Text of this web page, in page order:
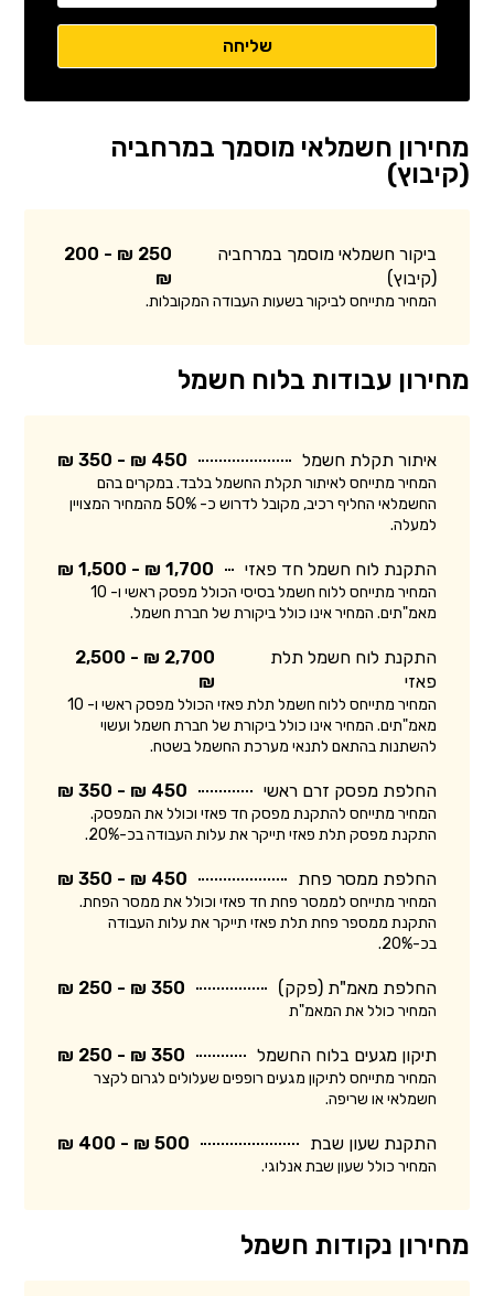
מחירון חשמלאי מוסמך במרחביה
(קיבוץ)
ביקור חשמלאי מוסמך במרחביה
(קיבוץ)
250 ₪ - 200
₪
המחיר מתייחס לביקור בשעות העבודה המקובלות.
מחירון עבודות בלוח חשמל
איתור תקלת חשמל 450 ₪ - 350 ₪
המחיר מתייחס לאיתור תקלת החשמל בלבד. במקרים בהם
החשמלאי החליף רכיב, מקובל לדרוש כ- 50% מהמחיר המצויין
למעלה.
התקנת לוח חשמל חד פאזי 1,700 ₪ - 1,500 ₪
המחיר מתייחס ללוח חשמל בסיסי הכולל מפסק ראשי ו- 10
מאמ"תים. המחיר אינו כולל ביקורת של חברת חשמל.
התקנת לוח חשמל תלת
פאזי
2,700 ₪ - 2,500
₪
המחיר מתייחס ללוח חשמל תלת פאזי הכולל מפסק ראשי ו- 10
מאמ"תים. המחיר אינו כולל ביקורת של חברת חשמל ועשוי
להשתנות בהתאם לתנאי מערכת החשמל בשטח.
החלפת מפסק זרם ראשי 450 ₪ - 350 ₪
המחיר מתייחס להתקנת מפסק חד פאזי וכולל את המפסק.
התקנת מפסק תלת פאזי תייקר את עלות העבודה בכ-20%.
החלפת ממסר פחת 450 ₪ - 350 ₪
המחיר מתייחס לממסר פחת חד פאזי וכולל את ממסר הפחת.
התקנת ממספר פחת תלת פאזי תייקר את עלות העבודה
בכ-20%.
החלפת מאמ"ת (פקק) 350 ₪ - 250 ₪
המחיר כולל את המאמ"ת
תיקון מגעים בלוח החשמל 350 ₪ - 250 ₪
המחיר מתייחס לתיקון מגעים רופפים שעלולים לגרום לקצר
חשמלאי או שריפה.
התקנת שעון שבת 500 ₪ - 400 ₪
המחיר כולל שעון שבת אנלוגי.
מחירון נקודות חשמל